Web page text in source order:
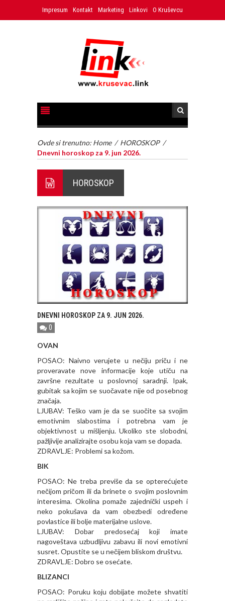
Impresum Kontakt Marketing Linkovi O Kruševcu
Ovde si trenutno: Home / HOROSKOP /
Dnevni horoskop za 9. jun 2026.
HOROSKOP
DNEVNI HOROSKOP ZA 9. JUN 2026.
0
OVAN
POSAO: Naivno verujete u nečiju priču i ne
proveravate nove informacije koje utiču na
završne rezultate u poslovnoj saradnji. Ipak,
gubitak sa kojim se suočavate nije od posebnog
značaja.
LJUBAV: Teško vam je da se suočite sa svojim
emotivnim slabostima i potrebna vam je
objektivnost u mišljenju. Ukoliko ste slobodni,
pažljivije analizirajte osobu koja vam se dopada.
ZDRAVLJE: Problemi sa kožom.
BIK
POSAO: Ne treba previše da se opterećujete
nečijom pričom ili da brinete o svojim poslovnim
interesima. Okolina pomaže zajednički uspeh i
neko pokušava da vam obezbedi određene
povlastice ili bolje materijalne uslove.
LJUBAV: Dobar predosećaj koji imate
nagoveštava uzbudljivu zabavu ili novi emotivni
susret. Opustite se u nečijem bliskom društvu.
ZDRAVLJE: Dobro se osećate.
BLIZANCI
POSAO: Poruku koju dobijate možete shvatiti